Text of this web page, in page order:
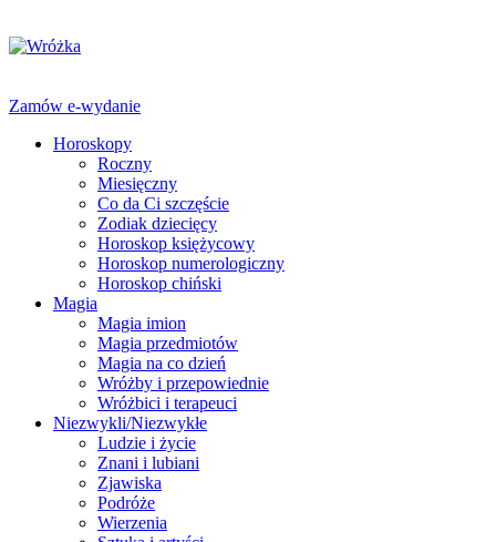
Zamów e-wydanie
Horoskopy
Roczny
Miesięczny
Co da Ci szczęście
Zodiak dziecięcy
Horoskop księżycowy
Horoskop numerologiczny
Horoskop chiński
Magia
Magia imion
Magia przedmiotów
Magia na co dzień
Wróżby i przepowiednie
Wróżbici i terapeuci
Niezwykli/Niezwykłe
Ludzie i życie
Znani i lubiani
Zjawiska
Podróże
Wierzenia